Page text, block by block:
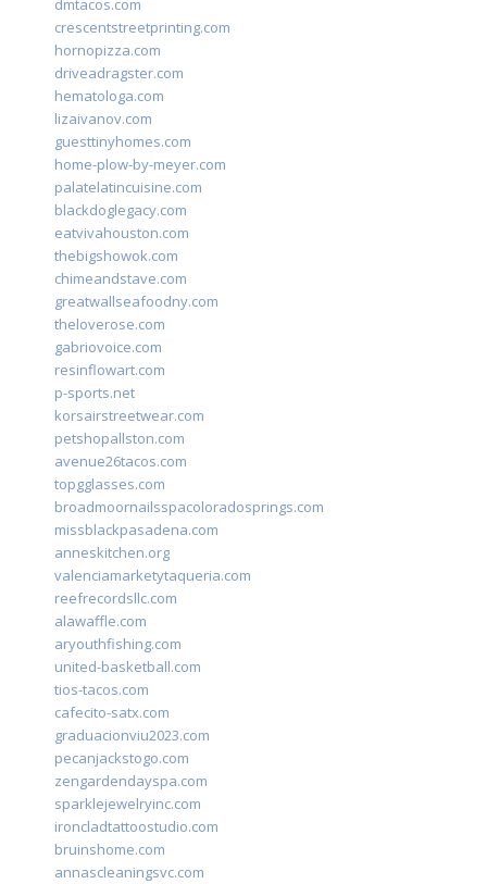
dmtacos.com
crescentstreetprinting.com
hornopizza.com
driveadragster.com
hematologa.com
lizaivanov.com
guesttinyhomes.com
home-plow-by-meyer.com
palatelatincuisine.com
blackdoglegacy.com
eatvivahouston.com
thebigshowok.com
chimeandstave.com
greatwallseafoodny.com
theloverose.com
gabriovoice.com
resinflowart.com
p-sports.net
korsairstreetwear.com
petshopallston.com
avenue26tacos.com
topgglasses.com
broadmoornailsspacoloradosprings.com
missblackpasadena.com
anneskitchen.org
valenciamarketytaqueria.com
reefrecordsllc.com
alawaffle.com
aryouthfishing.com
united-basketball.com
tios-tacos.com
cafecito-satx.com
graduacionviu2023.com
pecanjackstogo.com
zengardendayspa.com
sparklejewelryinc.com
ironcladtattoostudio.com
bruinshome.com
annascleaningsvc.com